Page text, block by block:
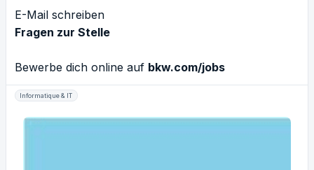
E-Mail schreiben
Fragen zur Stelle
Bewerbe dich online auf bkw.com/jobs
Informatique & IT